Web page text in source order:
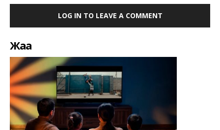
LOG IN TO LEAVE A COMMENT
Жаңа